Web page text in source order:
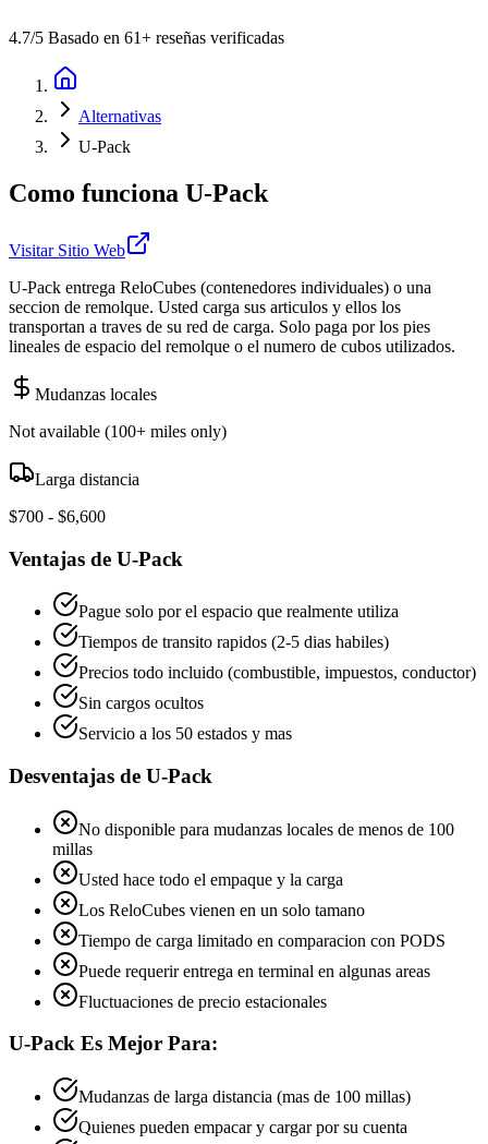
4.7/5 Basado en 61+ reseñas verificadas
Alternativas
U-Pack
Como funciona U-Pack
Visitar Sitio Web
U-Pack entrega ReloCubes (contenedores individuales) o una
seccion de remolque. Usted carga sus articulos y ellos los
transportan a traves de su red de carga. Solo paga por los pies
lineales de espacio del remolque o el numero de cubos utilizados.
Mudanzas locales
Not available (100+ miles only)
Larga distancia
$700 - $6,600
Ventajas de U-Pack
Pague solo por el espacio que realmente utiliza
Tiempos de transito rapidos (2-5 dias habiles)
Precios todo incluido (combustible, impuestos, conductor)
Sin cargos ocultos
Servicio a los 50 estados y mas
Desventajas de U-Pack
No disponible para mudanzas locales de menos de 100
millas
Usted hace todo el empaque y la carga
Los ReloCubes vienen en un solo tamano
Tiempo de carga limitado en comparacion con PODS
Puede requerir entrega en terminal en algunas areas
Fluctuaciones de precio estacionales
U-Pack Es Mejor Para:
Mudanzas de larga distancia (mas de 100 millas)
Quienes pueden empacar y cargar por su cuenta